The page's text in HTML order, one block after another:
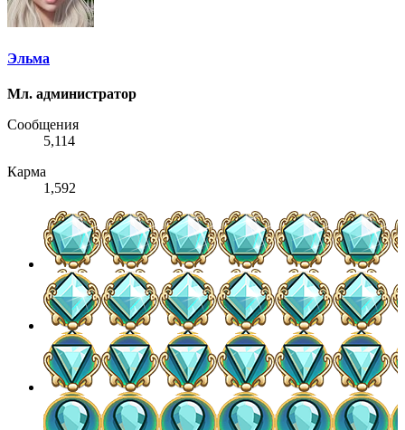
Эльма
Мл. администратор
Сообщения
5,114
Карма
1,592